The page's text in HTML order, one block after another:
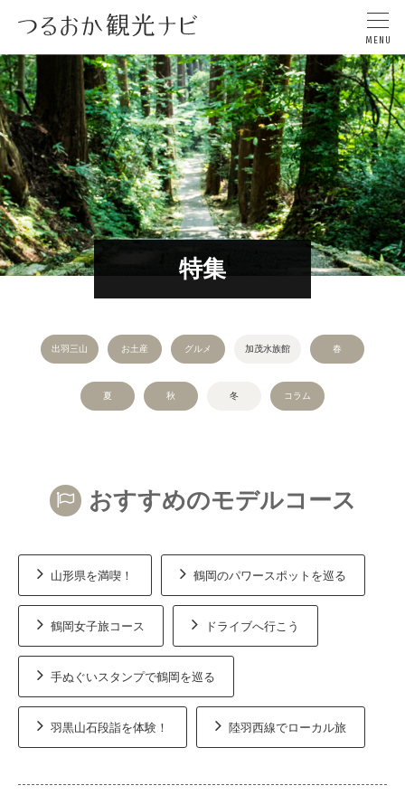
特集
出羽三山 お土産 グルメ 加茂水族館 春
夏 秋 冬 コラム
おすすめのモデルコース
山形県を満喫！ 鶴岡のパワースポットを巡る
鶴岡女子旅コース ドライブへ行こう
手ぬぐいスタンプで鶴岡を巡る
羽黒山石段詣を体験！ 陸羽西線でローカル旅